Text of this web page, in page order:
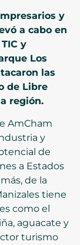
y
a cabo en
y
Los
las
de Libre
región.
AmCham
y
de
a Estados
de la
tiene
como el
aguacate y
turismo